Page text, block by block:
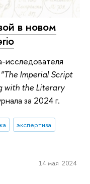
в новом
исследователя
"The Imperial Script
with the Literary
за 2024 г.
экспертиза
14 мая 2024